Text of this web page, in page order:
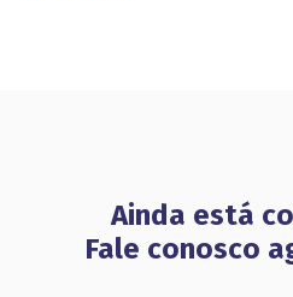
Ainda está
Fale conosco